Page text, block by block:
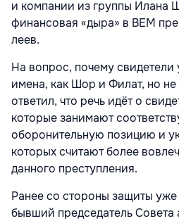
и компании из группы Илана
финансовая «дыра» в BEM
леев.
На вопрос, почему свидетели
имена, как Шор и Филат, но
ответил, что речь идёт о
которые занимают
оборонительную позицию и
которых считают более
данного преступления.
Ранее со стороны защиты
бывший председатель Совета